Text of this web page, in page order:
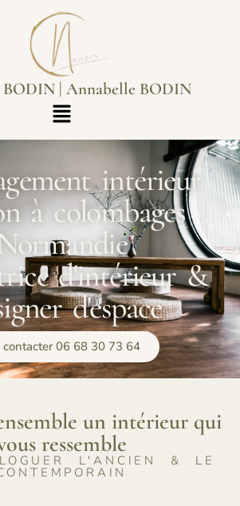
| Annabelle BODIN
intérieur
à colombages
d'intérieur &
d'espace
contacter 06 68 30 73 64
un intérieur qui
ressemble
L'ANCIEN & LE